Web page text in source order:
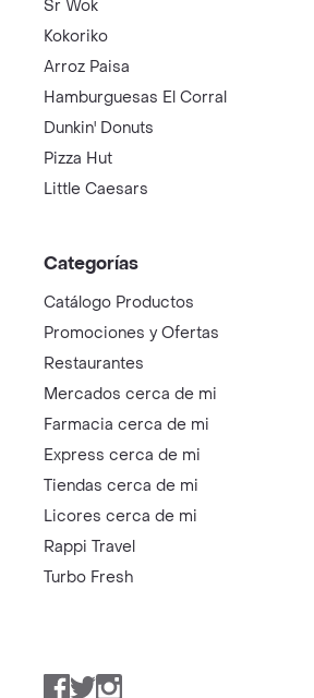
Sr Wok
Kokoriko
Arroz Paisa
Hamburguesas El Corral
Dunkin' Donuts
Pizza Hut
Little Caesars
Categorías
Catálogo Productos
Promociones y Ofertas
Restaurantes
Mercados cerca de mi
Farmacia cerca de mi
Express cerca de mi
Tiendas cerca de mi
Licores cerca de mi
Rappi Travel
Turbo Fresh
Facebook
TwitterInstagram